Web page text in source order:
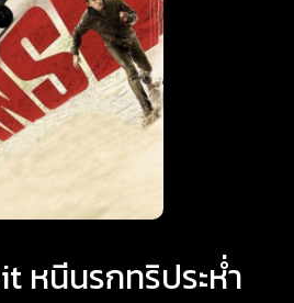
หนีนรกทริประห่ำ